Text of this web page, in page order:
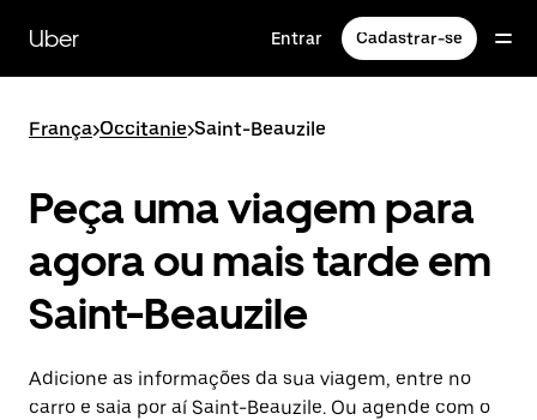
para
conteúdo
Uber Entrar Cadastrar-se
França>Occitanie>Saint-Beauzile
Peça uma viagem para
agora ou mais tarde em
Saint-Beauzile
Adicione as informações da sua viagem, entre no
carro e saia por aí Saint-Beauzile. Ou agende com o